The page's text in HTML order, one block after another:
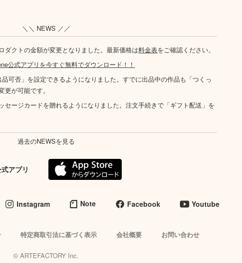
＼＼ NEWS ／／
ダクトの金額が変更となりました。最新価格は料金表をご確認ください。
公式アプリを今すぐ無料でダウンロード！！
可否」を設定できるようになりました。すでに出品中の作品も「つくっ
が可能です。
セージカードを贈れるようになりました。注文手続きで「ギフト配送」を
過去のNEWSを見る
アプリ
Instagram Note Facebook Youtube
特定商取引法に基づく表示 会社概要 お問い合わせ
© ARTEFACTORY Inc.